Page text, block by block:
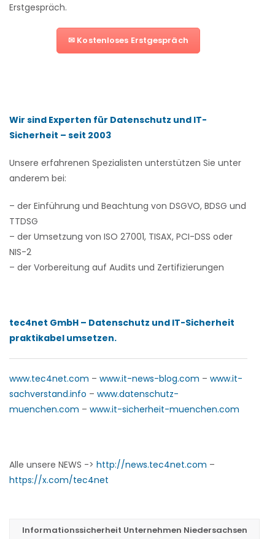
Erstgespräch.
✉ Kostenloses Erstgespräch
Wir sind Experten für Datenschutz und IT-
Sicherheit – seit 2003
Unsere erfahrenen Spezialisten unterstützen Sie unter
anderem bei:
– der Einführung und Beachtung von DSGVO, BDSG und
TTDSG
– der Umsetzung von ISO 27001, TISAX, PCI-DSS oder
NIS-2
– der Vorbereitung auf Audits und Zertifizierungen
tec4net GmbH – Datenschutz und IT-Sicherheit
praktikabel umsetzen.
www.tec4net.com – www.it-news-blog.com – www.it-
sachverstand.info – www.datenschutz-
muenchen.com – www.it-sicherheit-muenchen.com
Alle unsere NEWS -> http://news.tec4net.com –
https://x.com/tec4net
Informationssicherheit Unternehmen Niedersachsen